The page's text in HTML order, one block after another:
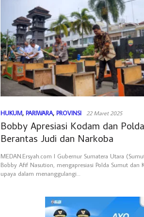
HUKUM, PARIWARA, PROVINSI 22 Maret 2025
Bobby Apresiasi Kodam dan
Berantas Judi dan Narkoba
MEDAN.Ersyah.com l Gubernur Sumatera Utara
Bobby Afif Nasution, mengapresiasi Polda Sumut dan
upaya dalam menanggulangi…